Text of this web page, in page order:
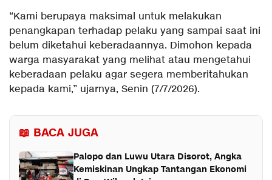
“Kami berupaya maksimal untuk melakukan
penangkapan terhadap pelaku yang sampai saat ini
belum diketahui keberadaannya. Dimohon kepada
warga masyarakat yang melihat atau mengetahui
keberadaan pelaku agar segera memberitahukan
kepada kami,” ujarnya, Senin (7/7/2026).
📖 BACA JUGA
Palopo dan Luwu Utara Disorot, Angka
Kemiskinan Ungkap Tantangan Ekonomi